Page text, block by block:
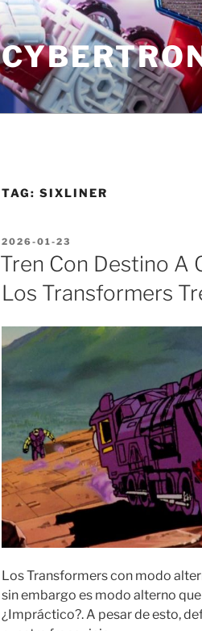
TAG: SIXLINER
POSTED
ON
2026-01-23
Tren Con Destino A
Los Transformers
Los Transformers con modo
sin embargo es modo alterno
¿Impráctico?. A pesar de esto,